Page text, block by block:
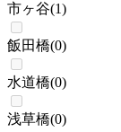
市ヶ谷(1)
飯田橋(0)
水道橋(0)
浅草橋(0)